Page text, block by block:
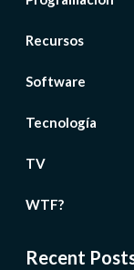
Recursos
Software
Tecnología
TV
WTF?
Recent